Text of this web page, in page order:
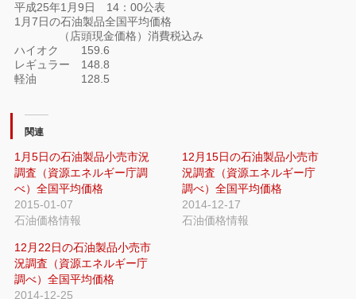
平成25年1月9日 14：00公表
1月7日の石油製品全国平均価格
（店頭現金価格）消費税込み
ハイオク 159.6
レギュラー 148.8
軽油 128.5
関連
1月5日の石油製品小売市況
調査（資源エネルギー庁調
べ）全国平均価格
2015-01-07
石油価格情報
12月15日の石油製品小売市
況調査（資源エネルギー庁
調べ）全国平均価格
2014-12-17
石油価格情報
12月22日の石油製品小売市
況調査（資源エネルギー庁
調べ）全国平均価格
2014-12-25